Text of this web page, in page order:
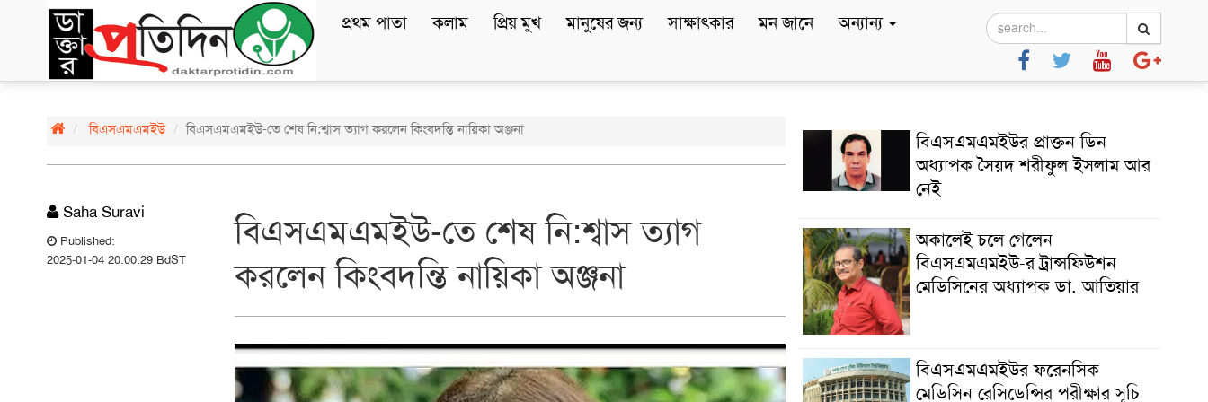
প্রথম পাতা কলাম প্রিয় মুখ মানুষের জন্য সাক্ষাৎকার মন জানে অন্যান্য
বিএসএমএমইউ বিএসএমএমইউ-তে শেষ নি:শ্বাস ত্যাগ করলেন কিংবদন্তি নায়িকা অঞ্জনা
Saha Suravi
Published:
2025-01-04 20:00:29 BdST
বিএসএমএমইউ-তে শেষ নি:শ্বাস ত্যাগ
করলেন কিংবদন্তি নায়িকা অঞ্জনা
বিএসএমএমইউর প্রাক্তন ডিন
অধ্যাপক সৈয়দ শরীফুল ইসলাম আর
নেই
অকালেই চলে গেলেন
বিএসএমএমইউ-র ট্রান্সফিউশন
মেডিসিনের অধ্যাপক ডা. আতিয়ার
বিএসএমএমইউর ফরেনসিক
মেডিসিন রেসিডেন্সির পরীক্ষার সূচি